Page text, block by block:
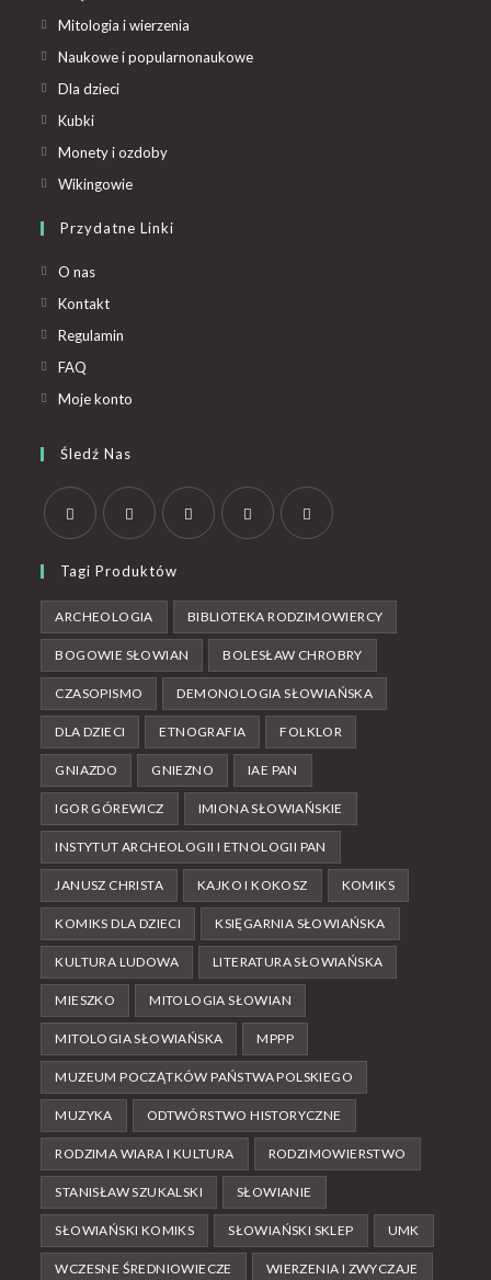
Mitologia i wierzenia
Naukowe i popularnonaukowe
Dla dzieci
Kubki
Monety i ozdoby
Wikingowie
Przydatne Linki
O nas
Kontakt
Regulamin
FAQ
Moje konto
Śledź Nas
Tagi Produktów
ARCHEOLOGIA BIBLIOTEKA RODZIMOWIERCY
BOGOWIE SŁOWIAN BOLESŁAW CHROBRY
CZASOPISMO DEMONOLOGIA SŁOWIAŃSKA
DLA DZIECI ETNOGRAFIA FOLKLOR
GNIAZDO GNIEZNO IAE PAN
IGOR GÓREWICZ IMIONA SŁOWIAŃSKIE
INSTYTUT ARCHEOLOGII I ETNOLOGII PAN
JANUSZ CHRISTA KAJKO I KOKOSZ KOMIKS
KOMIKS DLA DZIECI KSIĘGARNIA SŁOWIAŃSKA
KULTURA LUDOWA LITERATURA SŁOWIAŃSKA
MIESZKO MITOLOGIA SŁOWIAN
MITOLOGIA SŁOWIAŃSKA MPPP
MUZEUM POCZĄTKÓW PAŃSTWA POLSKIEGO
MUZYKA ODTWÓRSTWO HISTORYCZNE
RODZIMA WIARA I KULTURA RODZIMOWIERSTWO
STANISŁAW SZUKALSKI SŁOWIANIE
SŁOWIAŃSKI KOMIKS SŁOWIAŃSKI SKLEP UMK
WCZESNE ŚREDNIOWIECZE WIERZENIA I ZWYCZAJE